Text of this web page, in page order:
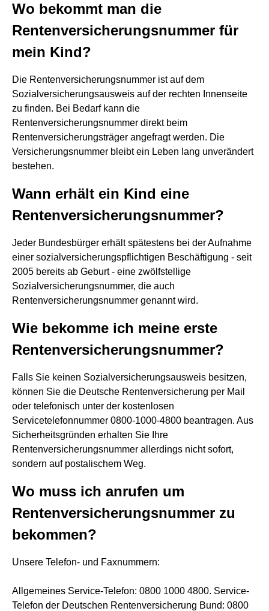
Wo bekommt man die
Rentenversicherungsnummer für
mein Kind?
Die Rentenversicherungsnummer ist auf dem
Sozialversicherungsausweis auf der rechten Innenseite
zu finden. Bei Bedarf kann die
Rentenversicherungsnummer direkt beim
Rentenversicherungsträger angefragt werden. Die
Versicherungsnummer bleibt ein Leben lang unverändert
bestehen.
Wann erhält ein Kind eine
Rentenversicherungsnummer?
Jeder Bundesbürger erhält spätestens bei der Aufnahme
einer sozialversicherungspflichtigen Beschäftigung - seit
2005 bereits ab Geburt - eine zwölfstellige
Sozialversicherungsnummer, die auch
Rentenversicherungsnummer genannt wird.
Wie bekomme ich meine erste
Rentenversicherungsnummer?
Falls Sie keinen Sozialversicherungsausweis besitzen,
können Sie die Deutsche Rentenversicherung per Mail
oder telefonisch unter der kostenlosen
Servicetelefonnummer 0800-1000-4800 beantragen. Aus
Sicherheitsgründen erhalten Sie Ihre
Rentenversicherungsnummer allerdings nicht sofort,
sondern auf postalischem Weg.
Wo muss ich anrufen um
Rentenversicherungsnummer zu
bekommen?
Unsere Telefon- und Faxnummern:
Allgemeines Service-Telefon: 0800 1000 4800. Service-
Telefon der Deutschen Rentenversicherung Bund: 0800